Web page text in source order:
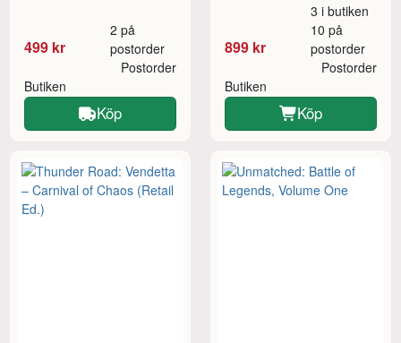
499 kr
2 på
postorder
Butiken
Postorder
Köp
899 kr
3 i butiken
10 på
postorder
Butiken
Postorder
Köp